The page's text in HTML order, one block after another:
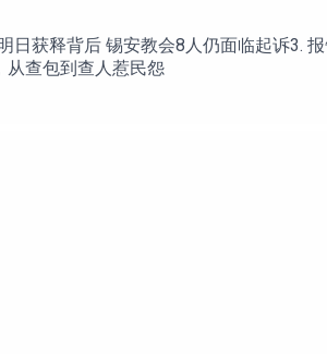
日获释背后 锡安教会8人仍面临起诉3.
从查包到查人惹民怨